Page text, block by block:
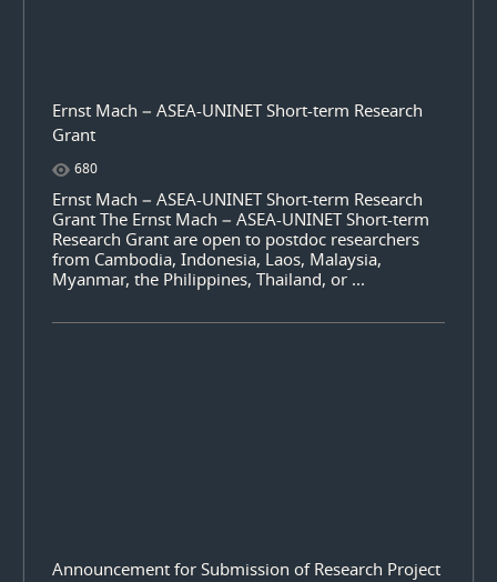
Ernst Mach – ASEA-UNINET Short-term Research
Grant
680
Ernst Mach – ASEA-UNINET Short-term Research
Grant The Ernst Mach – ASEA-UNINET Short-term
Research Grant are open to postdoc researchers
from Cambodia, Indonesia, Laos, Malaysia,
Myanmar, the Philippines, Thailand, or ...
Announcement for Submission of Research Project